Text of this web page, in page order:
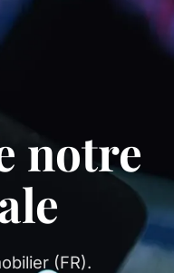
notre
(FR).